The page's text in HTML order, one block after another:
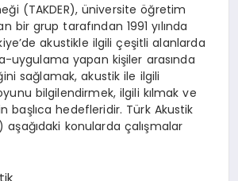
(TAKDER), üniversite öğretim
bir grup tarafından 1991 yılında
akustikle ilgili çeşitli alanlarda
uygulama yapan kişiler arasında
sağlamak, akustik ile ilgili
bilgilendirmek, ilgili kılmak ve
başlıca hedefleridir. Türk Akustik
aşağıdaki konularda çalışmalar